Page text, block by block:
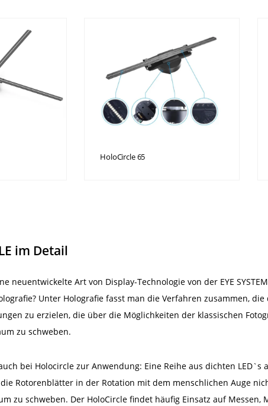
HoloCircle 65
im Detail
neuentwickelte Art von Display-Technologie von der EYE
Unter Holografie fasst man die Verfahren zusammen,
zu erzielen, die über die Möglichkeiten der klassischen
zu schweben.
bei Holocircle zur Anwendung: Eine Reihe aus dichten
Rotorenblätter in der Rotation mit dem menschlichen Auge
zu schweben. Der HoloCircle findet häufig Einsatz auf